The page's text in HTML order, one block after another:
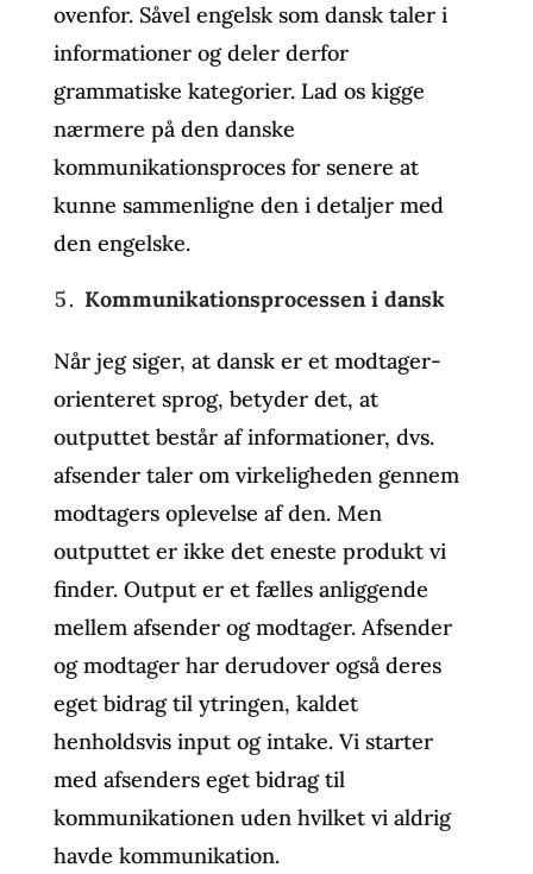
ovenfor. Såvel engelsk som dansk taler i
informationer og deler derfor
grammatiske kategorier. Lad os kigge
nærmere på den danske
kommunikationsproces for senere at
kunne sammenligne den i detaljer med
den engelske.
Kommunikationsprocessen i dansk
Når jeg siger, at dansk er et modtager-
orienteret sprog, betyder det, at
outputtet består af informationer, dvs.
afsender taler om virkeligheden gennem
modtagers oplevelse af den. Men
outputtet er ikke det eneste produkt vi
finder. Output er et fælles anliggende
mellem afsender og modtager. Afsender
og modtager har derudover også deres
eget bidrag til ytringen, kaldet
henholdsvis input og intake. Vi starter
med afsenders eget bidrag til
kommunikationen uden hvilket vi aldrig
havde kommunikation.